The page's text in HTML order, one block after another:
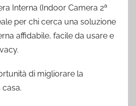
Interna (Indoor Camera 2ª
per chi cerca una soluzione
affidabile, facile da usare e
di migliorare la